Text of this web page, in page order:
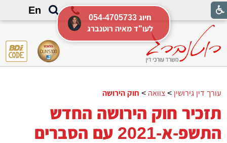
En
עורך דין גירושין >צוואה > חוק הירושה
תזכיר חוק הירושה החדש
התשפ-א-2021 עם הסברים
054-4705733 חיוג
לעו"ד מאיה רוטנברג